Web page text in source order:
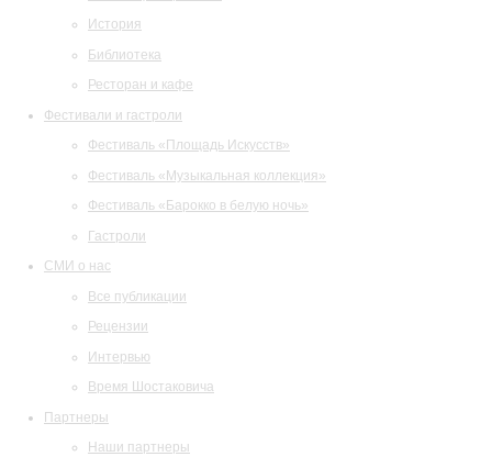
История
Библиотека
Ресторан и кафе
Фестивали и гастроли
Фестиваль «Площадь Искусств»
Фестиваль «Музыкальная коллекция»
Фестиваль «Барокко в белую ночь»
Гастроли
СМИ о нас
Все публикации
Рецензии
Интервью
Время Шостаковича
Партнеры
Наши партнеры